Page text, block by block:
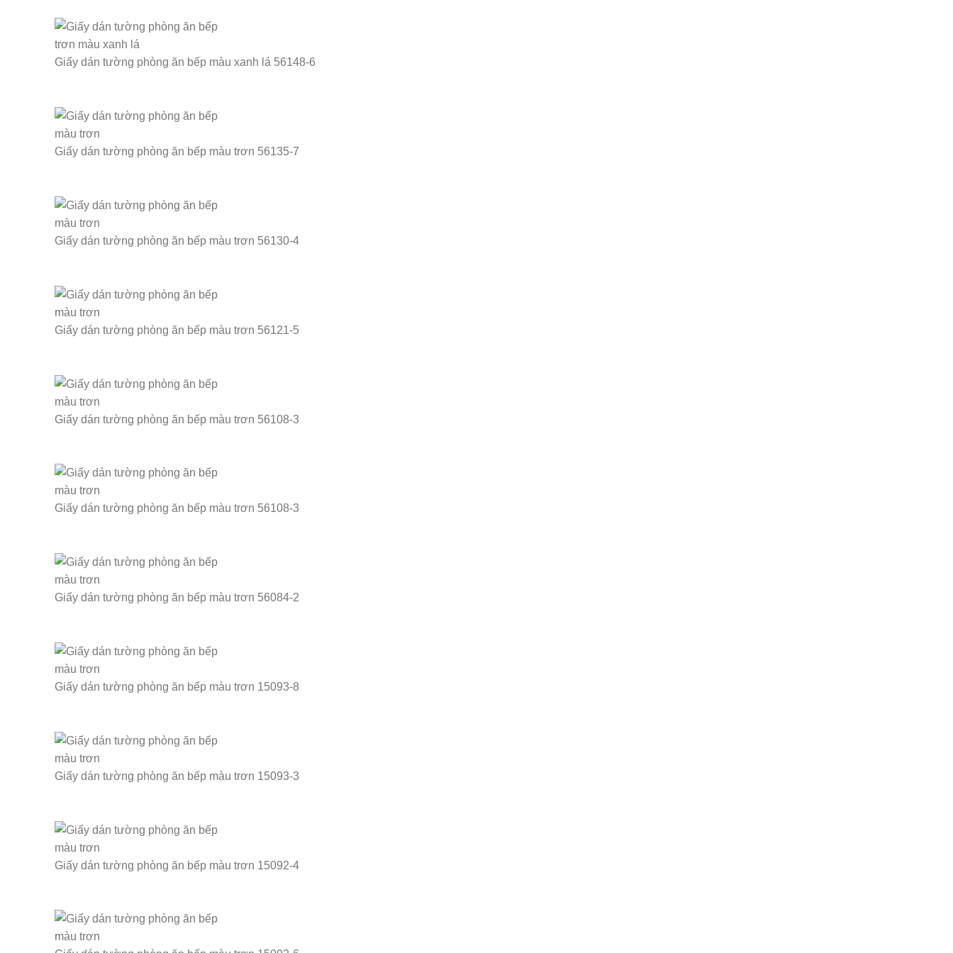
Giấy dán tường phòng ăn bếp màu xanh lá 56148-6
Giấy dán tường phòng ăn bếp màu trơn 56135-7
Giấy dán tường phòng ăn bếp màu trơn 56130-4
Giấy dán tường phòng ăn bếp màu trơn 56121-5
Giấy dán tường phòng ăn bếp màu trơn 56108-3
Giấy dán tường phòng ăn bếp màu trơn 56108-3
Giấy dán tường phòng ăn bếp màu trơn 56084-2
Giấy dán tường phòng ăn bếp màu trơn 15093-8
Giấy dán tường phòng ăn bếp màu trơn 15093-3
Giấy dán tường phòng ăn bếp màu trơn 15092-4